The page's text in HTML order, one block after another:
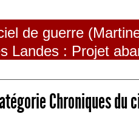
de guerre
Landes : Projet
Chroniques du